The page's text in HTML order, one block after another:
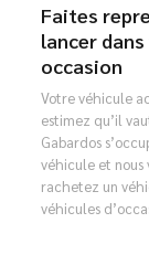
Faites
lancer
occasion
Votre véhicule
estimez qu’il
Gabardos
véhicule et nous
rachetez un
véhicules